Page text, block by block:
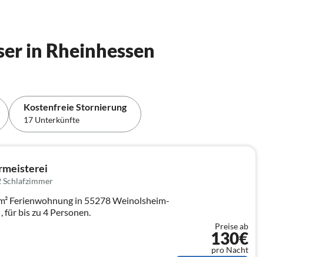
in Rheinhessen
Kostenfreie Stornierung
17 Unterkünfte
Schlafzimmer
Ferienwohnung in 55278 Weinolsheim-
für bis zu 4 Personen.
Preise ab
130€
pro Nacht